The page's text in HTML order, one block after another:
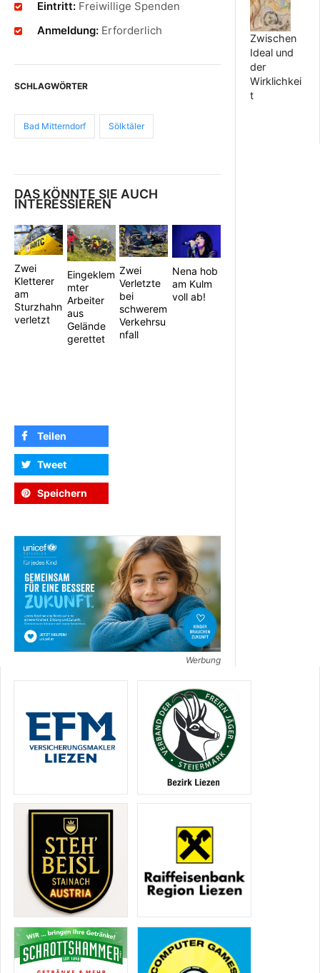
Eintritt: Freiwillige Spenden
Anmeldung: Erforderlich
SCHLAGWÖRTER
Bad Mitterndorf Sölktäler
DAS KÖNNTE SIE AUCH
INTERESSIEREN
Zwei
Kletterer
am
Sturzhahn
verletzt
Eingeklem
mter
Arbeiter
aus
Gelände
gerettet
Zwei
Verletzte
bei
schwerem
Verkehrsu
nfall
Nena hob
am Kulm
voll ab!
Teilen
Tweet
Speichern
Werbung
Zwischen
Ideal und
der
Wirklichkei
t